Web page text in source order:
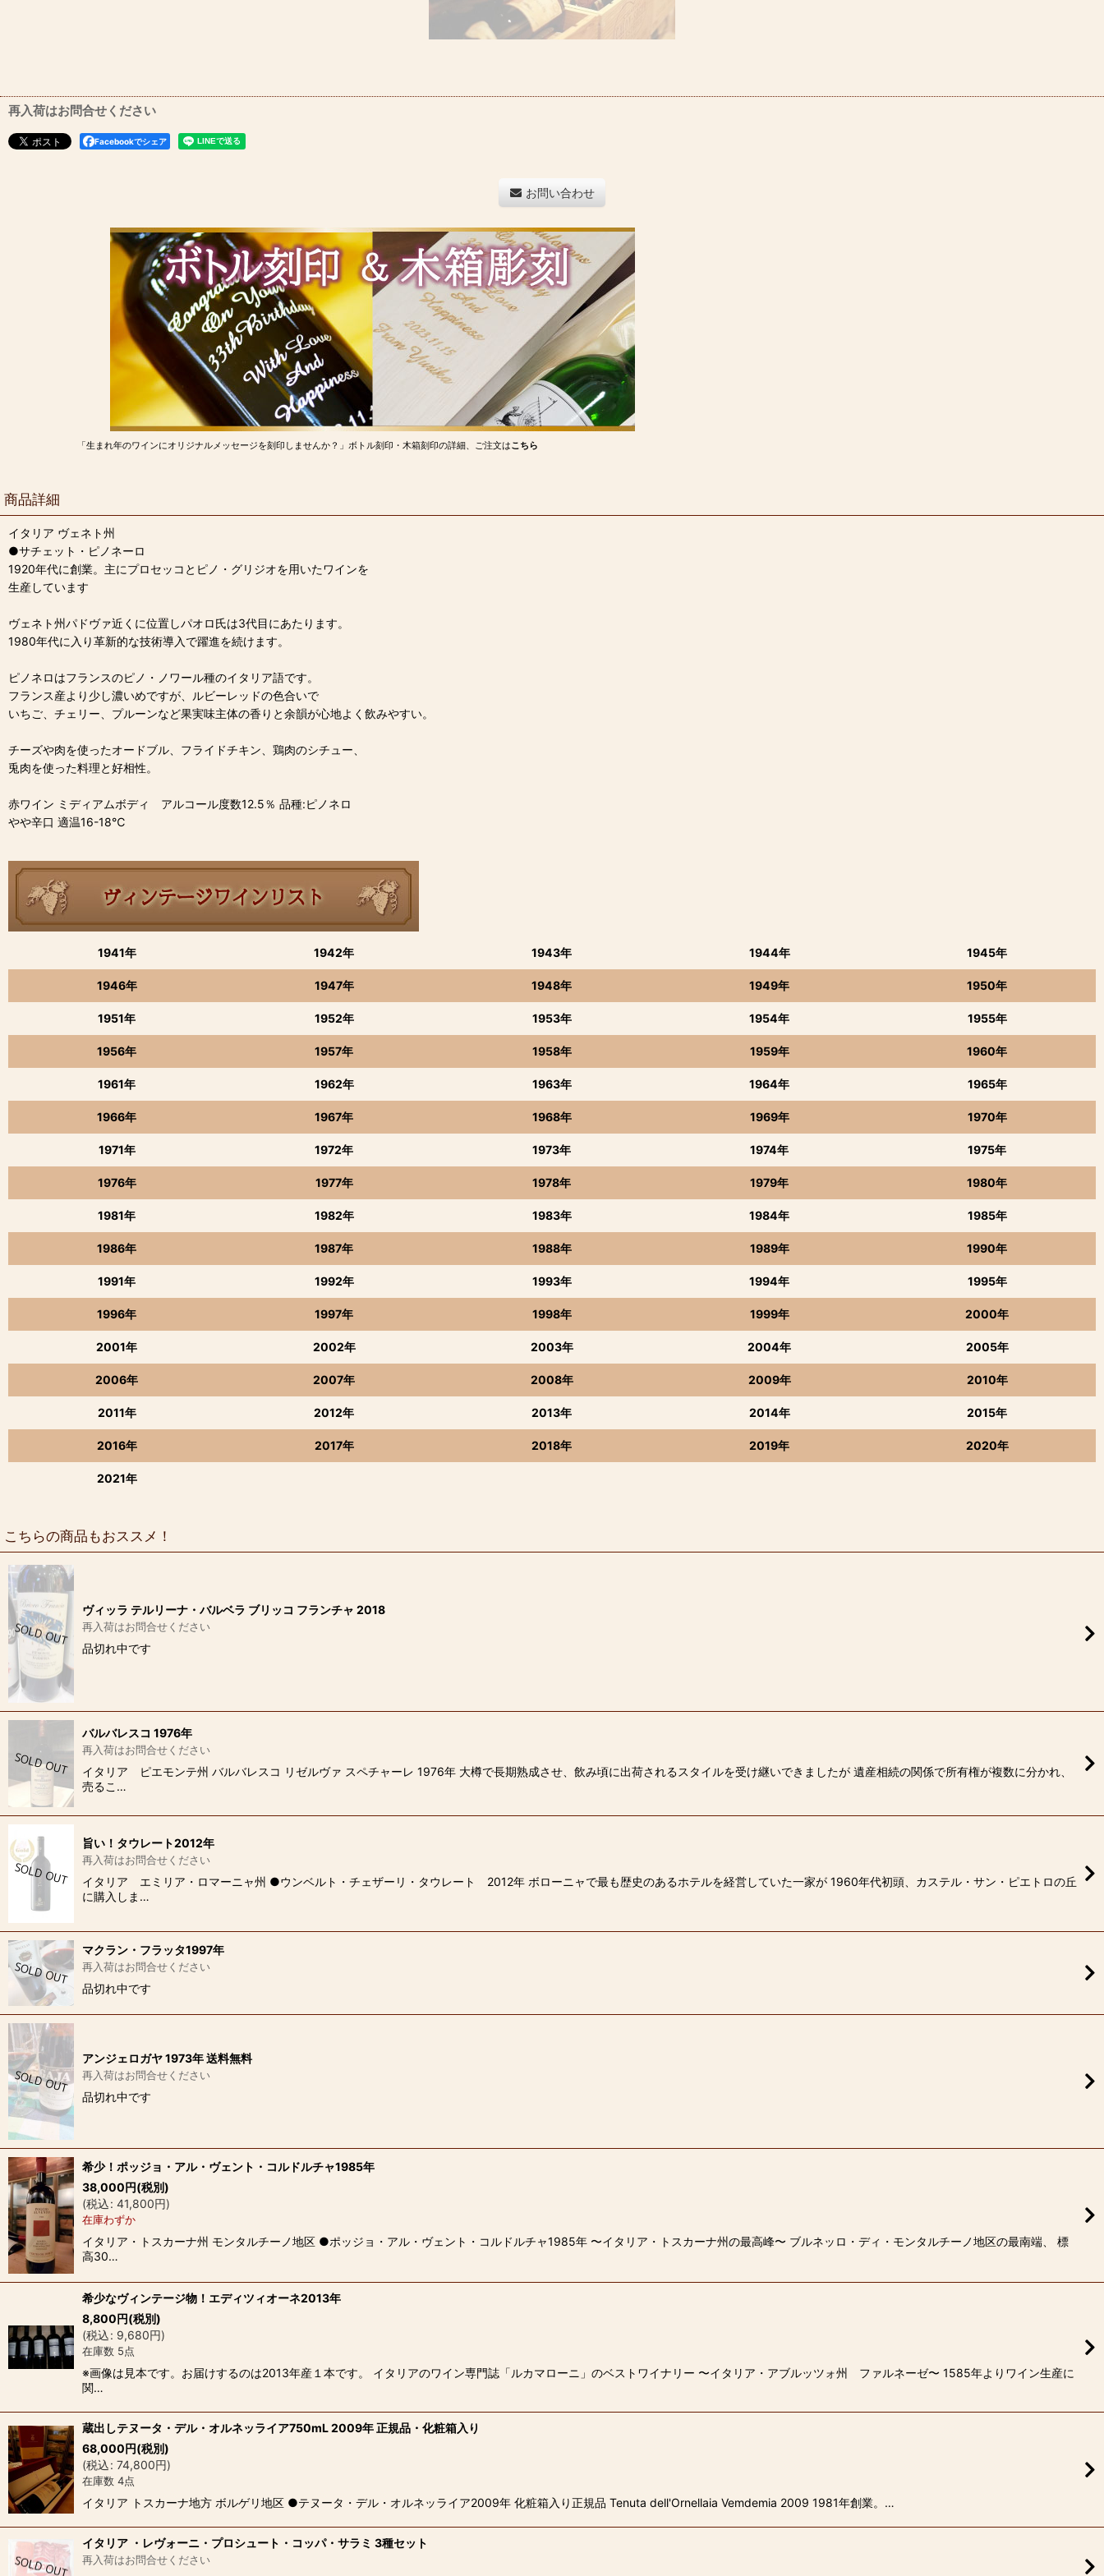
再入荷はお問合せください
Facebookでシェア
お問い合わせ
「生まれ年のワインにオリジナルメッセージを刻印しませんか？」ボトル刻印・木箱刻印の詳細、ご注文はこちら
商品詳細
イタリア ヴェネト州
●サチェット・ピノネーロ
1920年代に創業。主にプロセッコとピノ・グリジオを用いたワインを
生産しています
ヴェネト州パドヴァ近くに位置しパオロ氏は3代目にあたります。
1980年代に入り革新的な技術導入で躍進を続けます。
ピノネロはフランスのピノ・ノワール種のイタリア語です。
フランス産より少し濃いめですが、ルビーレッドの色合いで
いちご、チェリー、プルーンなど果実味主体の香りと余韻が心地よく飲みやすい。
チーズや肉を使ったオードブル、フライドチキン、鶏肉のシチュー、
兎肉を使った料理と好相性。
赤ワイン ミディアムボディ アルコール度数12.5％ 品種:ピノネロ
やや辛口 適温16-18℃
1941年 1942年 1943年 1944年 1945年
1946年 1947年 1948年 1949年 1950年
1951年 1952年 1953年 1954年 1955年
1956年 1957年 1958年 1959年 1960年
1961年 1962年 1963年 1964年 1965年
1966年 1967年 1968年 1969年 1970年
1971年 1972年 1973年 1974年 1975年
1976年 1977年 1978年 1979年 1980年
1981年 1982年 1983年 1984年 1985年
1986年 1987年 1988年 1989年 1990年
1991年 1992年 1993年 1994年 1995年
1996年 1997年 1998年 1999年 2000年
2001年 2002年 2003年 2004年 2005年
2006年 2007年 2008年 2009年 2010年
2011年 2012年 2013年 2014年 2015年
2016年 2017年 2018年 2019年 2020年
2021年
こちらの商品もおススメ！
ヴィッラ テルリーナ・バルベラ ブリッコ フランチャ 2018
再入荷はお問合せください
品切れ中です
バルバレスコ 1976年
再入荷はお問合せください
イタリア ピエモンテ州 バルバレスコ リゼルヴァ スペチャーレ 1976年 大樽で長期熟成させ、飲み頃に出荷されるスタイルを受け継いできましたが 遺産相続の関係で所有権が複数に分かれ、
売るこ…
旨い！タウレート2012年
再入荷はお問合せください
イタリア エミリア・ロマーニャ州 ●ウンベルト・チェザーリ・タウレート 2012年 ボローニャで最も歴史のあるホテルを経営していた一家が 1960年代初頭、カステル・サン・ピエトロの丘
に購入しま…
マクラン・フラッタ1997年
再入荷はお問合せください
品切れ中です
アンジェロガヤ 1973年 送料無料
再入荷はお問合せください
品切れ中です
希少！ポッジョ・アル・ヴェント・コルドルチャ1985年
38,000円(税別)
(税込: 41,800円)
在庫わずか
イタリア・トスカーナ州 モンタルチーノ地区 ●ポッジョ・アル・ヴェント・コルドルチャ1985年 〜イタリア・トスカーナ州の最高峰〜 ブルネッロ・ディ・モンタルチーノ地区の最南端、 標
高30…
希少なヴィンテージ物！エディツィオーネ2013年
8,800円(税別)
(税込: 9,680円)
在庫数 5点
※画像は見本です。お届けするのは2013年産１本です。 イタリアのワイン専門誌「ルカマローニ」のベストワイナリー 〜イタリア・アブルッツォ州 ファルネーゼ〜 1585年よりワイン生産に
関…
蔵出しテヌータ・デル・オルネッライア750mL 2009年 正規品・化粧箱入り
68,000円(税別)
(税込: 74,800円)
在庫数 4点
イタリア トスカーナ地方 ボルゲリ地区 ●テヌータ・デル・オルネッライア2009年 化粧箱入り正規品 Tenuta dell'Ornellaia Vemdemia 2009 1981年創業。…
イタリア ・レヴォーニ・プロシュート・コッパ・サラミ 3種セット
再入荷はお問合せください